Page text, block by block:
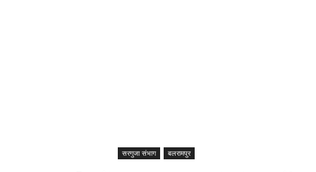
सरगुजा संभाग बलरामपुर